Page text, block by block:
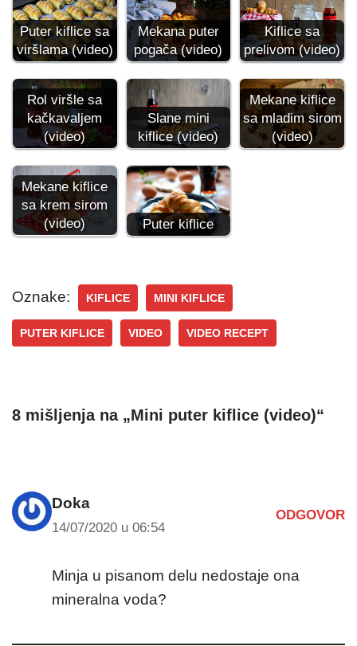
Puter kiflice sa
viršlama (video)
Mekana puter
pogača (video)
Kiflice sa
prelivom (video)
Rol viršle sa
kačkavaljem
(video)
Slane mini
kiflice (video)
Mekane kiflice
sa mladim sirom
(video)
Mekane kiflice
sa krem sirom
(video)
Puter kiflice
Oznake: KIFLICE MINI KIFLICE
PUTER KIFLICE VIDEO VIDEO RECEPT
8 mišljenja na „Mini puter kiflice (video)“
Doka
14/07/2020 u 06:54
ODGOVOR
Minja u pisanom delu nedostaje ona
mineralna voda?